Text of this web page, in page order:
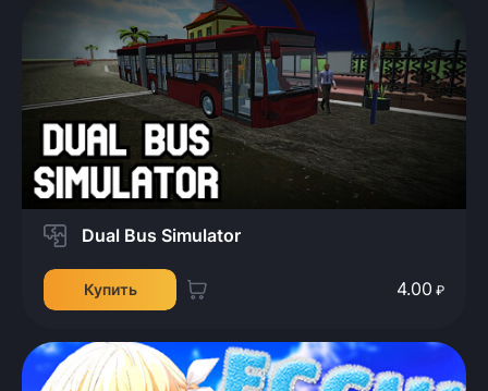
Dual Bus Simulator
Купить 4.00 ₽